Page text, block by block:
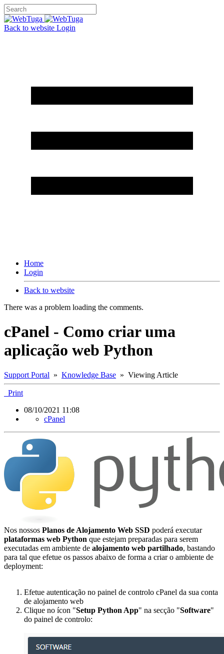
Back to website Login
Home
Login
Back to website
There was a problem loading the comments.
cPanel - Como criar uma
aplicação web Python
Support Portal » Knowledge Base » Viewing Article
Print
08/10/2021 11:08
cPanel
Nos nossos Planos de Alojamento Web SSD poderá executar
plataformas web Python que estejam preparadas para serem
executadas em ambiente de alojamento web partilhado, bastando
para tal que efetue os passos abaixo de forma a criar o ambiente de
deployment:
Efetue autenticação no painel de controlo cPanel da sua conta
de alojamento web
Clique no ícon "Setup Python App" na secção "Software"
do painel de controlo: